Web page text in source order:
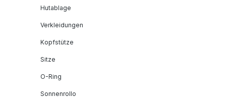
Hutablage
Verkleidungen
Kopfstütze
Sitze
O-Ring
Sonnenrollo